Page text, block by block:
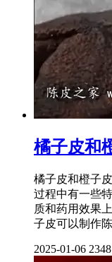
橘子皮和
橘子皮和橙子
过程中有一些
质和药用效果
子皮可以制作
2025-01-06 2348